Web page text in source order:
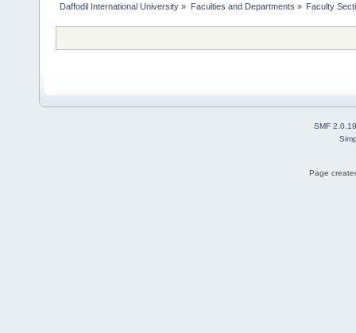
Daffodil International University » Faculties and Departments » Faculty
SMF 2.0.19
Page